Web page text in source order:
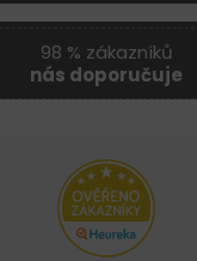
98 % zákazníků
nás doporučuje